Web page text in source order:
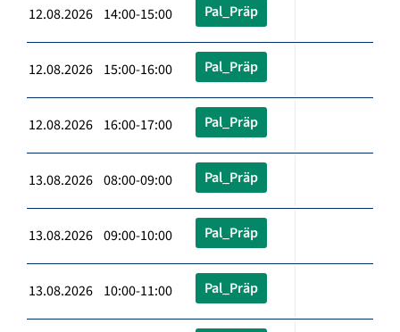
12.08.2026 14:00-15:00 Pal_Präp
12.08.2026 15:00-16:00 Pal_Präp
12.08.2026 16:00-17:00 Pal_Präp
13.08.2026 08:00-09:00 Pal_Präp
13.08.2026 09:00-10:00 Pal_Präp
13.08.2026 10:00-11:00 Pal_Präp